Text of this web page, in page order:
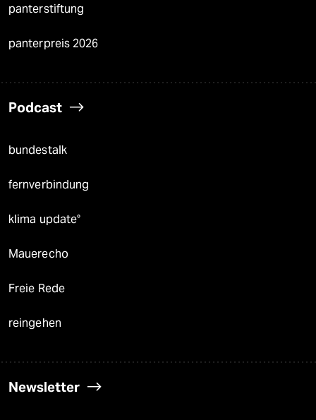
panterstiftung
panterpreis 2026
Podcast
bundestalk
fernverbindung
klima update°
Mauerecho
Freie Rede
reingehen
Newsletter